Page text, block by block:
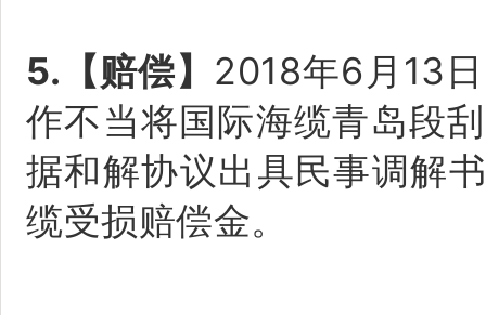
5.【赔偿】 2018年6月13
作不当将国际海缆青岛段
据和解协议出具民事调解
缆受损赔偿金。